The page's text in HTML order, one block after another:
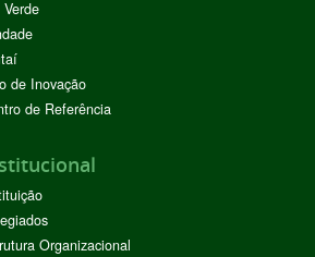
de Inovação
de Referência
Organizacional